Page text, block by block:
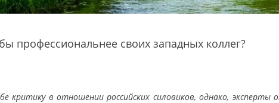
профессиональнее своих западных коллег?
критику в отношении российских силовиков, однако, эксперты